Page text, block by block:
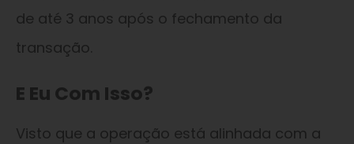
de até 3 anos após o fechamento da
transação.
E Eu Com Isso?
Visto que a operação está alinhada com a